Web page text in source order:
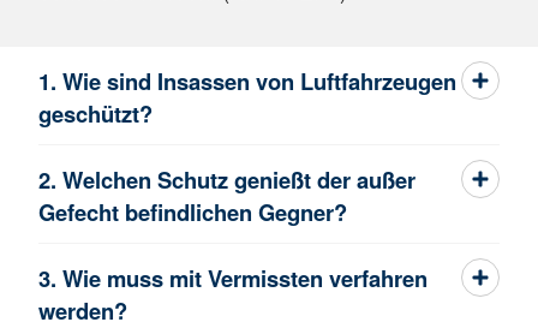
1. Wie sind Insassen von Luftfahrzeugen
geschützt?
2. Welchen Schutz genießt der außer
Gefecht befindlichen Gegner?
3. Wie muss mit Vermissten verfahren
werden?